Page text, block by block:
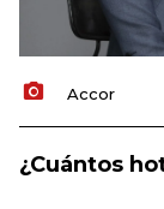
Accor
¿Cuántos